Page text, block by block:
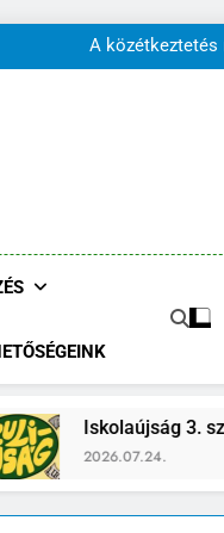
értekezletek 2026. május
A közétkeztetés
Kötelező és ajánlott
3. szám